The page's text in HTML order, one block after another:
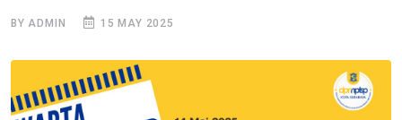
BY ADMIN 15 MAY 2025